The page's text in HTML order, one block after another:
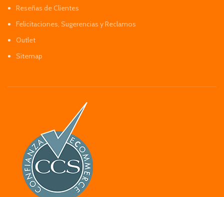
Reseñas de Clientes
Felicitaciones, Sugerencias y Reclamos
Outlet
Sitemap